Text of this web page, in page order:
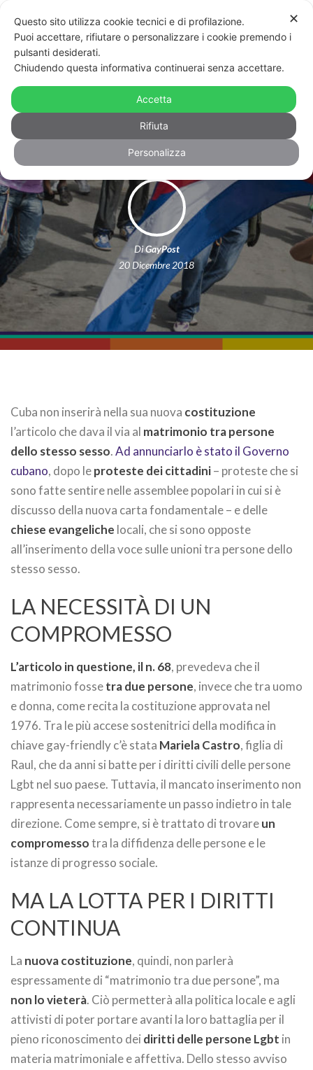
Cuba, cade l’articolo sul matrimonio
egualitario: ma la battaglia continua
DiGayPost
20 Dicembre 2018
Cuba non inserirà nella sua nuova costituzione
l’articolo che dava il via al matrimonio tra persone
dello stesso sesso.Ad annunciarlo è stato il Governo
cubano, dopo leproteste dei cittadini– proteste che si
sono fatte sentire nelle assemblee popolari in cui si è
discusso della nuova carta fondamentale – e delle
chiese evangeliche locali, che si sono opposte
all’inserimento della voce sulle unioni tra persone dello
stesso sesso.
LA NECESSITÀ DI UN
COMPROMESSO
L’articolo in questione, il n. 68, prevedeva che il
matrimonio fossetra due persone, invece che tra uomo
e donna, come recita la costituzione approvata nel
1976. Tra le più accese sostenitrici della modifica in
chiave gay-friendly c’è stata Mariela Castro, figlia di
Raul, che da anni si batte per i diritti civili delle persone
Lgbt nel suo paese. Tuttavia, il mancato inserimento non
rappresenta necessariamente un passo indietro in tale
direzione. Come sempre, si è trattato di trovareun
compromessotra la diffidenza delle persone e le
istanze di progresso sociale.
MA LA LOTTA PER I DIRITTI
CONTINUA
La nuova costituzione, quindi, non parlerà
espressamente di “matrimonio tra due persone”, ma
non lo vieterà. Ciò permetterà alla politica locale e agli
attivisti di poter portare avanti la loro battaglia per il
pieno riconoscimento dei diritti delle persone Lgbt in
materia matrimoniale e affettiva. Dello stesso avviso
✕
Questo sito utilizza cookie tecnici e di profilazione.
Puoi accettare, rifiutare o personalizzare i cookie premendo i
pulsanti desiderati.
Chiudendo questa informativa continuerai senza accettare.
Accetta
Rifiuta
Personalizza